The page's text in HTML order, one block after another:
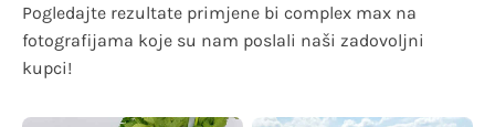
Pogledajte rezultate primjene bi complex max na
fotografijama koje su nam poslali naši zadovoljni
kupci!